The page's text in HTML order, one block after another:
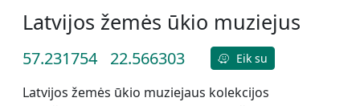
Latvijos žemės ūkio muziejus
57.231754 22.566303 Eik su
Latvijos žemės ūkio muziejaus kolekcijos